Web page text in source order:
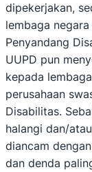
dipekerjakan,
lembaga
Penyandang
UUPD pun
kepada
perusahaan
Disabilitas.
halangi dan/
diancam
dan denda